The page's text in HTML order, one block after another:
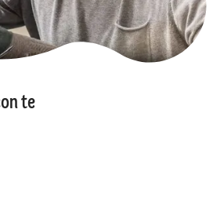
te